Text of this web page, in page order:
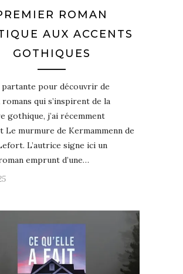
ROMAN
AUX ACCENTS
GOTHIQUES
pour découvrir de
romans qui s’inspirent de la
gothique, j’ai récemment
Le murmure de Kermammenn de
L’autrice signe ici un
emprunt d’une…